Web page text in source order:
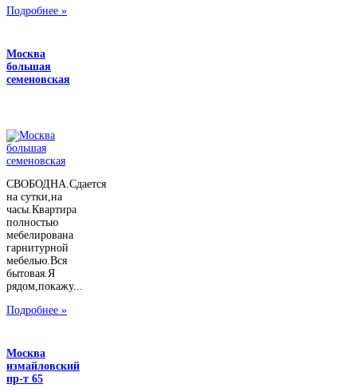
Подробнее »
Москва
большая
семеновская
СВОБОДНА.Сдается
на сутки,на
часы.Квартира
полностью
мебелирована
гарнитурной
мебелью.Вся
бытовая.Я
рядом,покажу...
Подробнее »
Москва
измайловский
пр-т 65